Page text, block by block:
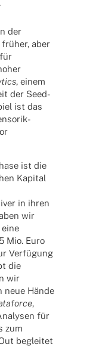
der
aber
, einem
der Seed-
ist das
ist die
Kapi­tal
in ihren
wir
eine
Mio. Euro
Verfü­gung
die
wir
neue Hände
,
für
zum
beglei­tet